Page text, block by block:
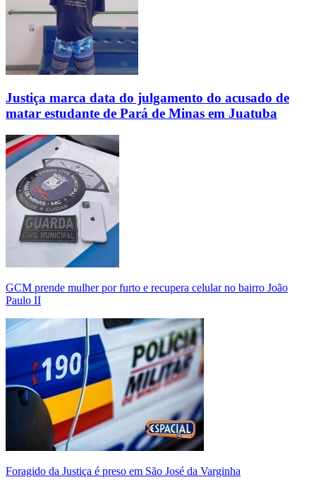
Justiça marca data do julgamento do acusado de
matar estudante de Pará de Minas em Juatuba
GCM prende mulher por furto e recupera celular no bairro João
Paulo II
Foragido da Justiça é preso em São José da Varginha